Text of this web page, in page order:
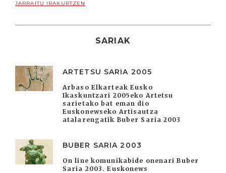
JARRAITU IRAKURTZEN
SARIAK
ARTETSU SARIA 2005
Arbaso Elkarteak Eusko
Ikaskuntzari 2005eko Artetsu
sarietako bat eman dio
Euskonewseko Artisautza
atalarengatik Buber Saria 2003
BUBER SARIA 2003
On line komunikabide onenari Buber
Saria 2003. Euskonews